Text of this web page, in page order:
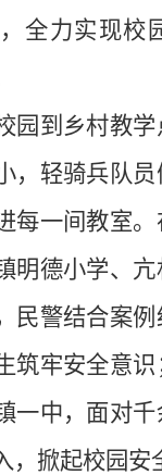
全力实现校
园到乡村教
，轻骑兵队
每一间教室
明德小学、
民警结合案
筑牢安全意
一中，面对
，掀起校园安